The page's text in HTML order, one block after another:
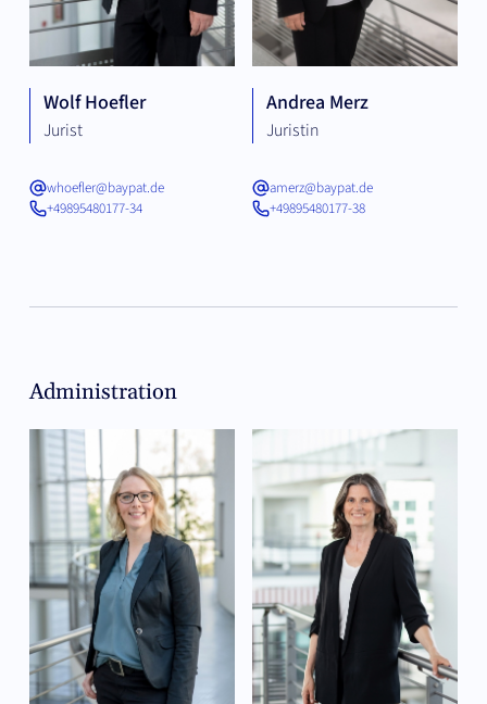
Wolf Hoefler
Jurist
whoefler@baypat.de
+49895480177-34
Andrea Merz
Juristin
amerz@baypat.de
+49895480177-38
Administration